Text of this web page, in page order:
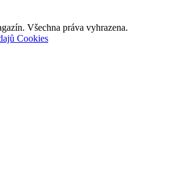
Všechna práva vyhrazena.
Cookies